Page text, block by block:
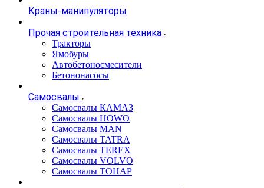
Краны-манипуляторы
Прочая строительная техника
Тракторы
Ямобуры
Автобетоносмесители
Бетононасосы
Самосвалы
Самосвалы КАМАЗ
Самосвалы HOWO
Самосвалы MAN
Самосвалы TATRA
Самосвалы TEREX
Самосвалы VOLVO
Самосвалы ТОНАР